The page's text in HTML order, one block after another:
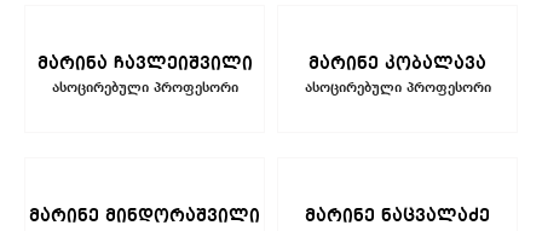
მარინა ჩავლეიშვილი
ასოცირებული პროფესორი
მარინე კობალავა
ასოცირებული პროფესორი
მარინე მინდორაშვილი მარინე ნაცვალაძე